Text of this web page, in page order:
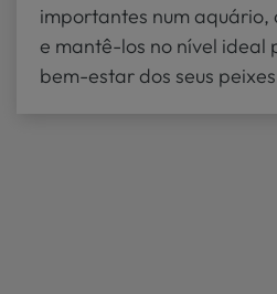
importantes num aquário,
e mantê-los no nível ideal
bem-estar dos seus